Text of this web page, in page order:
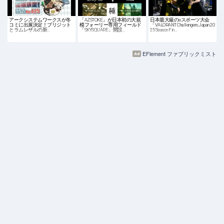
アークシステムワークスが冬
コミに出展決定！ブリジット
とラムレザルの新…
「AZSTOKE」が日本初の大規
模フォーリー専用フィールド
「SKYSQUARE」開設…
日本最大級のeスポーツ大会
「VALORANT Challengers Japan 20
25 Season Fin…
EFlement ファブリックミスト